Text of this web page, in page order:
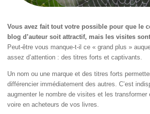
Vous avez fait tout votre possible pour que le
blog d’auteur soit attractif, mais les visites
Peut-être vous manque-t-il ce « grand plus »
assez d’attention : des titres forts et captivants.
Un nom ou une marque et des titres forts
différencier immédiatement des autres. C’est
augmenter le nombre de visites et les transformer
voire en acheteurs de vos livres.